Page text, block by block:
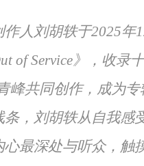
作人刘胡轶于2025年
of Service》，收
峰共同创作，成为
条，刘胡轶从自我感
心最深处与听众，触
书画里的中国》第三季直播